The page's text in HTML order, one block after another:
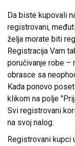
Da biste kupovali
registrovani,
želja morate biti
Registracija Vam
poručivanje robe –
obrasce sa
Kada ponovo
klikom na polje
Svi registrovani
na svoj nalog.
Registrovani kupci